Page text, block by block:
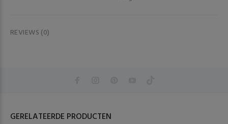
REVIEWS (0)
GERELATEERDE PRODUCTEN